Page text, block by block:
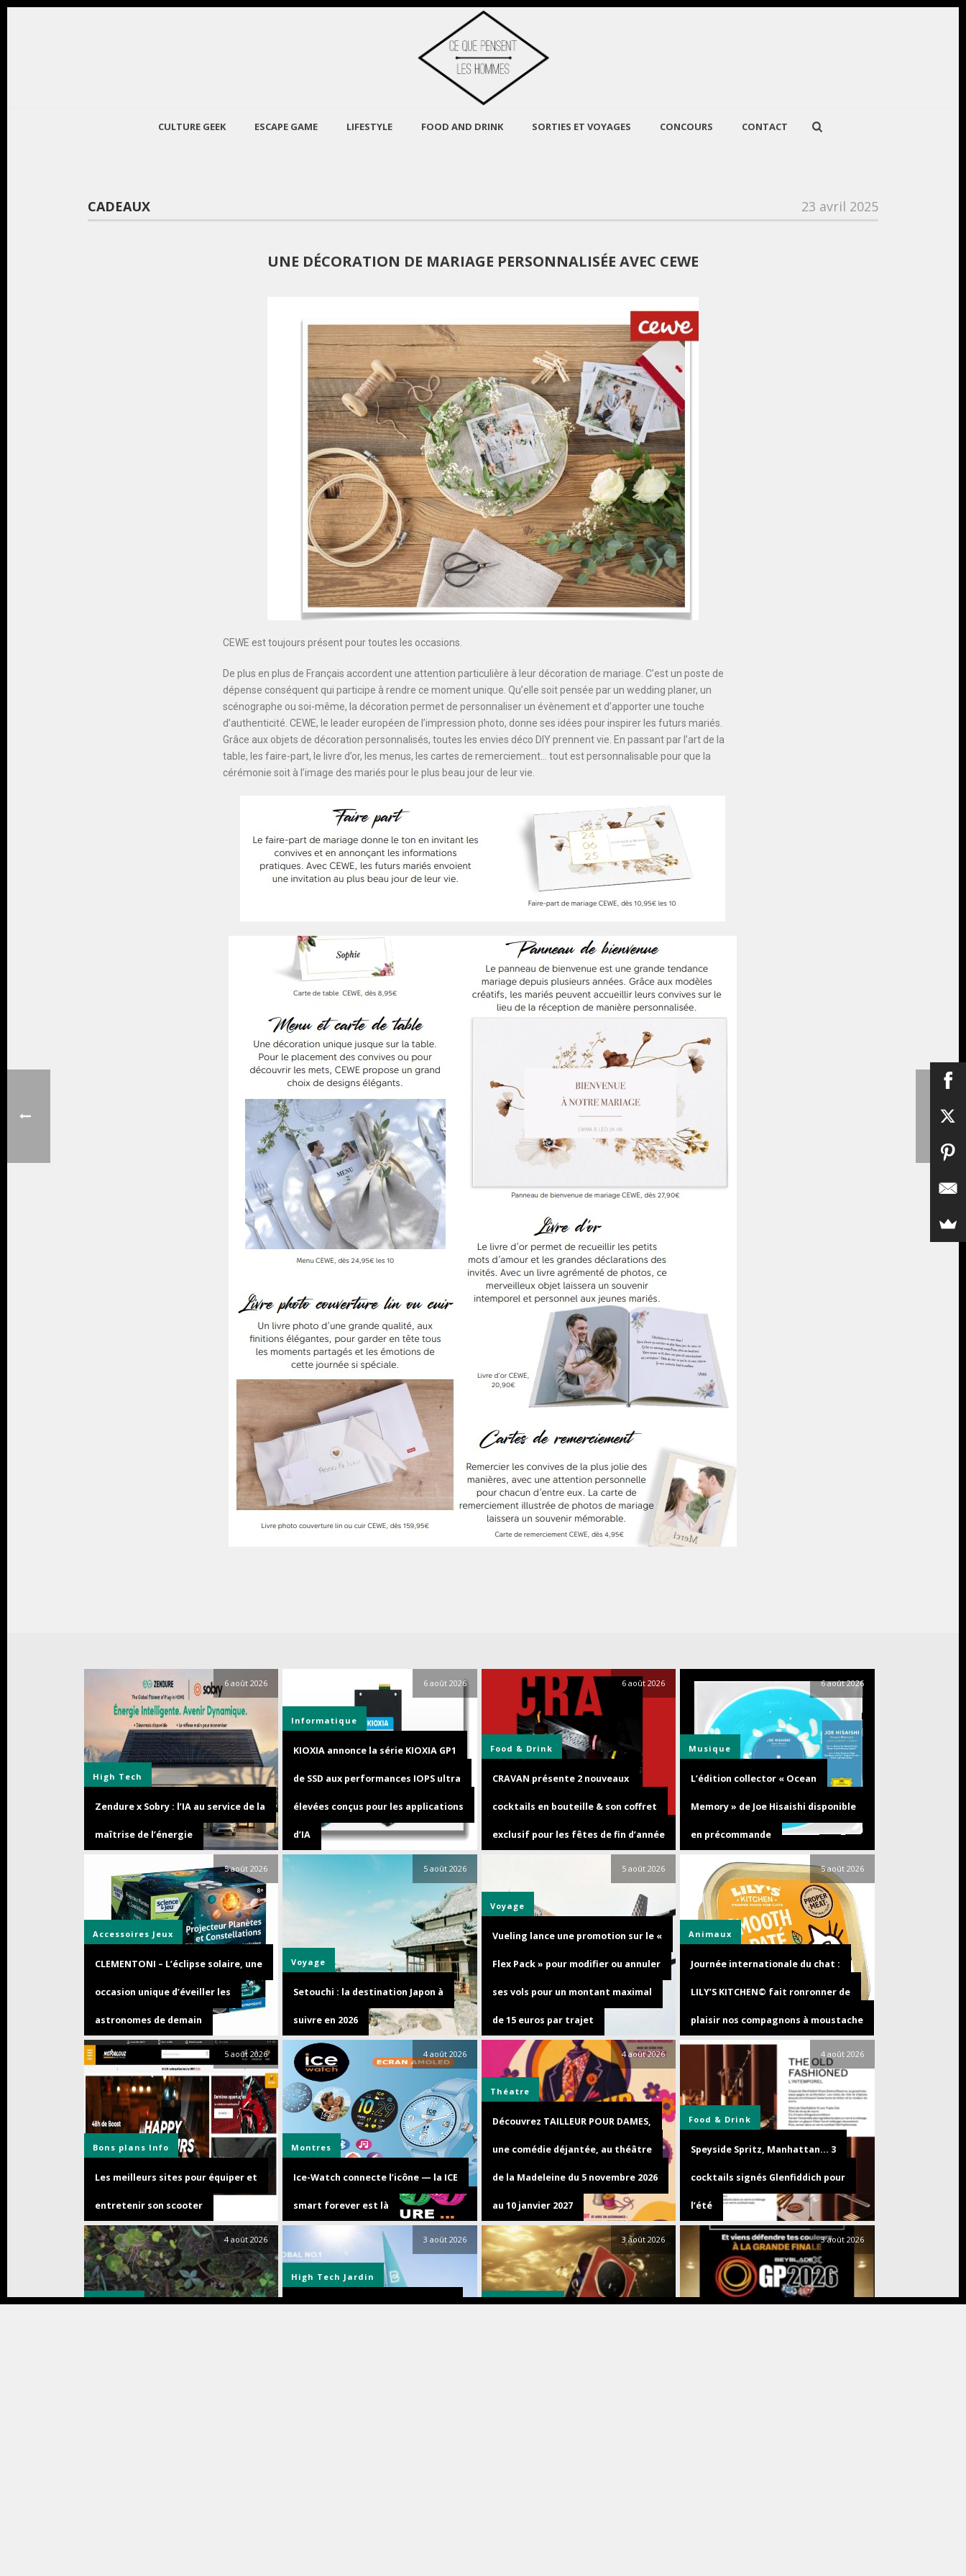
CULTURE GEEK ESCAPE GAME LIFESTYLE FOOD AND DRINK SORTIES ET VOYAGES CONCOURS CONTACT
CADEAUX 23 avril 2025
UNE DÉCORATION DE MARIAGE PERSONNALISÉE AVEC CEWE
CEWE est toujours présent pour toutes les occasions.
De plus en plus de Français accordent une attention particulière à leur décoration de mariage. C’est un poste de
dépense conséquent qui participe à rendre ce moment unique. Qu’elle soit pensée par un wedding planer, un
scénographe ou soi-même, la décoration permet de personnaliser un évènement et d’apporter une touche
d’authenticité. CEWE, le leader européen de l’impression photo, donne ses idées pour inspirer les futurs mariés.
Grâce aux objets de décoration personnalisés, toutes les envies déco DIY prennent vie. En passant par l’art de la
table, les faire-part, le livre d’or, les menus, les cartes de remerciement… tout est personnalisable pour que la
cérémonie soit à l’image des mariés pour le plus beau jour de leur vie.
6 août 2026
High Tech
Zendure x Sobry : l’IA au service de la
maîtrise de l’énergie
6 août 2026
Informatique
KIOXIA annonce la série KIOXIA GP1
de SSD aux performances IOPS ultra
élevées conçus pour les applications
d’IA
6 août 2026
Food & Drink
CRAVAN présente 2 nouveaux
cocktails en bouteille & son coffret
exclusif pour les fêtes de fin d’année
6 août 2026
Musique
L’édition collector « Ocean
Memory » de Joe Hisaishi disponible
en précommande
5 août 2026
Accessoires Jeux
CLEMENTONI – L’éclipse solaire, une
occasion unique d’éveiller les
astronomes de demain
5 août 2026
Voyage
Setouchi : la destination Japon à
suivre en 2026
5 août 2026
Voyage
Vueling lance une promotion sur le «
Flex Pack » pour modifier ou annuler
ses vols pour un montant maximal
de 15 euros par trajet
5 août 2026
Animaux
Journée internationale du chat :
LILY’S KITCHEN© fait ronronner de
plaisir nos compagnons à moustache
5 août 2026
Bons plans Info
Les meilleurs sites pour équiper et
entretenir son scooter
4 août 2026
Montres
Ice-Watch connecte l’icône — la ICE
smart forever est là
4 août 2026
Théatre
Découvrez TAILLEUR POUR DAMES,
une comédie déjantée, au théâtre
de la Madeleine du 5 novembre 2026
au 10 janvier 2027
4 août 2026
Food & Drink
Speyside Spritz, Manhattan… 3
cocktails signés Glenfiddich pour
l’été
4 août 2026
Musique
3 août 2026
High Tech Jardin
La grande finale de l’été : Beatbot
3 août 2026
Smartphones
3 août 2026